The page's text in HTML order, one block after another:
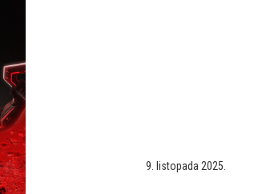
9. listopada 2025.